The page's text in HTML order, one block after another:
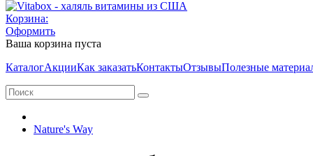
Корзина:
Оформить
Ваша корзина пуста
КаталогАкцииКак заказатьКонтактыОтзывыПолезные
Nature's Way